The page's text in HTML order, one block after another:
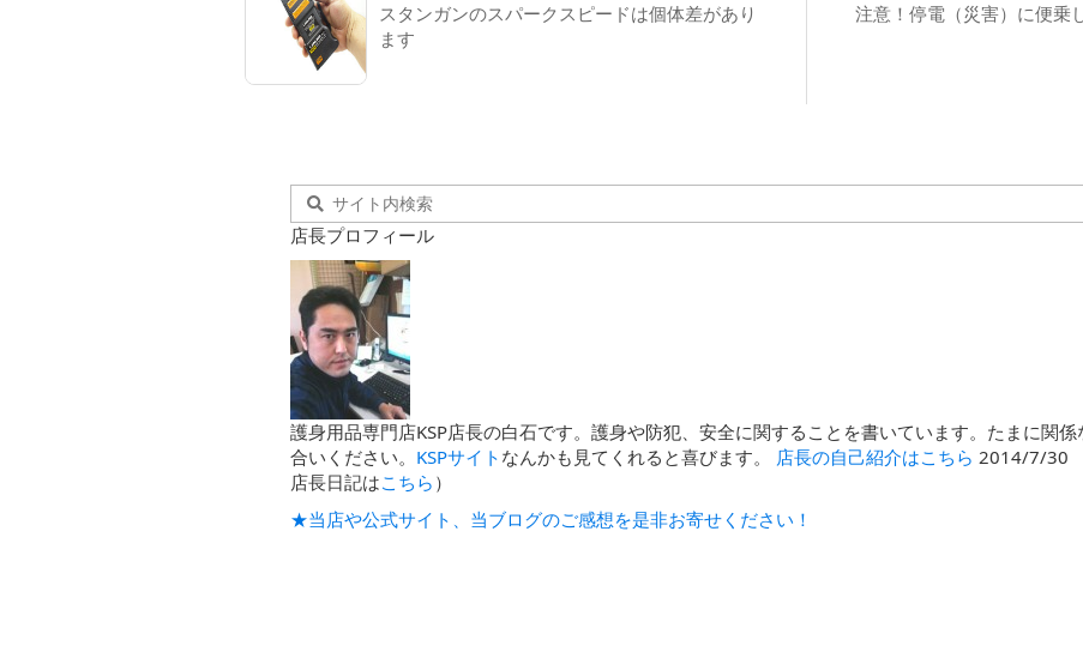
注意！停電（災害）に便乗
スタンガンのスパークスピードは個体差があり
ます
店長プロフィール
護身用品専門店KSP店長の白石です。護身や防犯、安全に関することを書いています。たまに関
合いください。 KSPサイト なんかも見てくれると喜びます。 店長の自己紹介はこちら 2014/7/30
店長日記はこちら ）
★当店や公式サイト、当ブログのご感想を是非お寄せください！